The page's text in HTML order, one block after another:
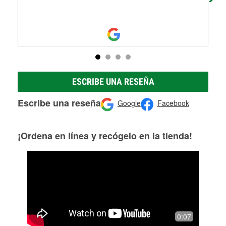
ESCRIBE UNA RESEÑA
Escribe una reseña Google Facebook
¡Ordena en línea y recógelo en la tienda!
0:07